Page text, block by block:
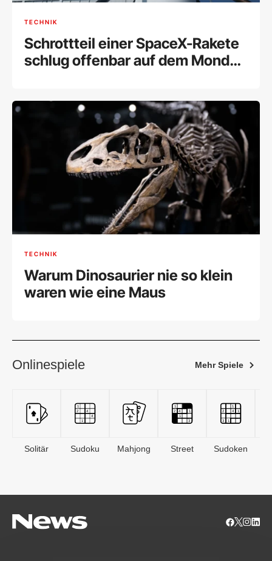
TECHNIK
Schrottteil einer SpaceX-Rakete
schlug offenbar auf dem Mond
TECHNIK
Warum Dinosaurier nie so klein
waren wie eine Maus
Onlinespiele Mehr Spiele
Solitär Sudoku Mahjong Street Sudoken